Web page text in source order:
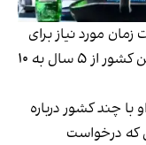
مدت زمان مورد نیاز برای
۵ سال به
۱۰
او با چند کشور درباره
که درخواست